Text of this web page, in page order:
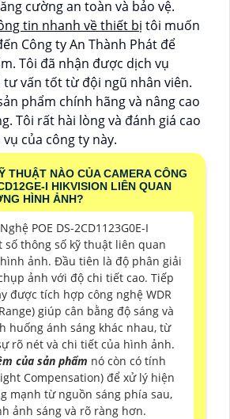
cường an toàn và bảo vệ.
tin nhanh về thiết bị tôi muốn
Công ty An Thành Phát để
Tôi đã nhận được dịch vụ
tư vấn tốt từ đội ngũ nhân viên.
phẩm chính hãng và nâng cao
Tôi rất hài lòng và đánh giá cao
của công ty này.
THUẬT NÀO CỦA CAMERA CÔNG
I HIKVISION LIÊN QUAN
HÌNH ẢNH?
POE DS-2CD1123G0E-I
số thông số kỹ thuật liên quan
ảnh. Đầu tiên là độ phân giải
ảnh với độ chi tiết cao. Tiếp
được tích hợp công nghệ WDR
giúp cân bằng độ sáng và
huống ánh sáng khác nhau, từ
rõ nét và chi tiết của hình ảnh.
của sản phẩm nó còn có tính
Compensation) để xử lý hiện
mạnh từ nguồn sáng phía sau,
ảnh sáng và rõ ràng hơn.